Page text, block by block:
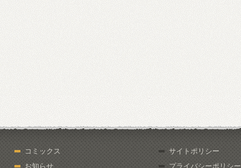
コミックス
お知らせ
サイトポリシー
プライバシーポリシー